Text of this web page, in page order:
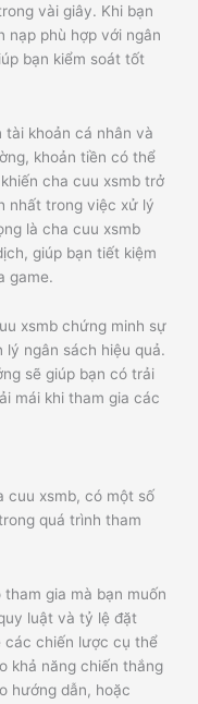
vài giây. Khi bạn
nạp phù hợp với ngân
bạn kiểm soát tốt
khoản cá nhân và
khoản tiền có thể
cha cuu xsmb trở
nhất trong việc xử lý
là cha cuu xsmb
giúp bạn tiết kiệm
game.
xsmb chứng minh sự
ngân sách hiệu quả.
sẽ giúp bạn có trải
mái khi tham gia các
cuu xsmb, có một số
quá trình tham
gia mà bạn muốn
luật và tỷ lệ đặt
các chiến lược cụ thể
khả năng chiến thắng
hướng dẫn, hoặc